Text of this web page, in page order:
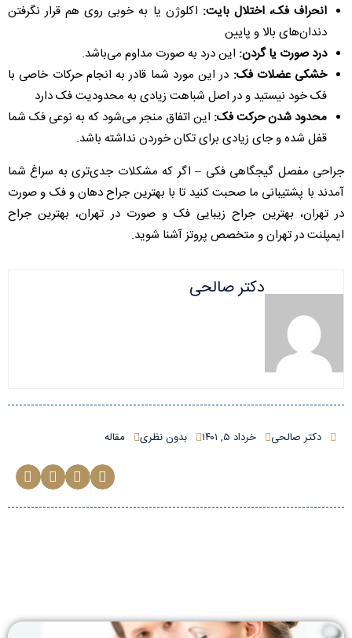
انحراف فک، اختلال بایت: اکلوژن یا به خوبی روی هم قرار نگرفتن
دندان‌های بالا و پایین
درد صورت یا گردن: این درد به صورت مداوم می‌باشد.
خشکی عضلات فک: در این مورد شما قادر به انجام حرکات خاصی با
فک خود نیستید و در اصل شباهت زیادی به محدودیت فک دارد
محدود شدن حرکت فک: این اتفاق منجر می‌شود که به نوعی فک شما
قفل شده و جای زیادی برای تکان خوردن نداشته باشد.
جراحی مفصل گیجگاهی فکی – اگر که مشکلات جدی‌تری به سراغ شما
آمدند با پشتیبانی ما صحبت کنید تا با بهترین جراح دهان و فک و صورت
در تهران، بهترین جراح زیبایی فک و صورت در تهران، بهترین جراح
ایمپلنت در تهران و متخصص پروتز آشنا شوید.
دکتر صالحی
دکتر صالحی خرداد ۵, ۱۴۰۱ بدون نظری مقاله